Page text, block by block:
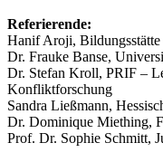
Referierende:
Hanif Aroji,
Dr. Frauke Banse,
Dr. Stefan Kroll, PRIF –
Konfliktforschung
Sandra Ließmann,
Dr. Dominique Miething,
Prof. Dr. Sophie Schmitt,